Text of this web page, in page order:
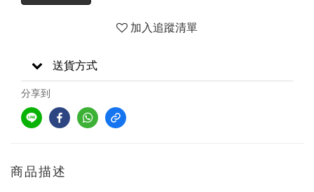
加入追蹤清單
送貨方式
分享到
商品描述